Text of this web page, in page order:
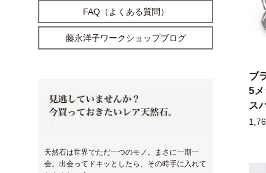
ブ
5メ
ス
FAQ（よくある質問）
藤永洋子ワークショップブログ
天然石は世界でただ一つのモノ。まさに一期一
会。出会ってドキッとしたら、その時手に入れて